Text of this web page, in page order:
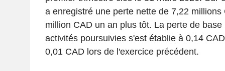
a enregistré une perte nette de 7,22 millions
million CAD un an plus tôt. La perte de
activités poursuivies s'est établie à 0,14
0,01 CAD lors de l'exercice précédent.